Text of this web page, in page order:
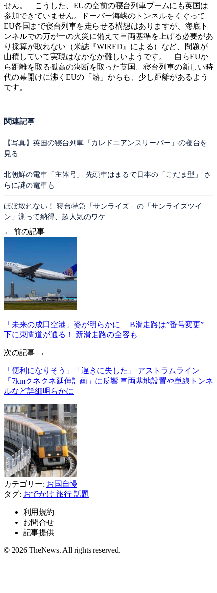
せん。 こうした、EUの空前の寝台列車ブームにも英国は
参加できていません。ドーバー海峡のトンネルをくぐって
EU各国まで寝台列車を走らせる構想はありますが、海底ト
ンネルでの万が一の火災に備えて車両基準を上げる必要があ
り採算が取れない（米誌『WIRED』による）など、問題が
山積していて実現はなかなか難しいようです。 自らEUか
ら距離を取る孤高の決断を取った英国。寝台列車の新しい時
代の幕開けに沸くEUの「熱」からも、少し距離があるよう
です。
関連記事
【写真】英国の寝台列車「カレドニアンスリーパー」の寝台を
見る
北朝鮮の電車「主体号」 先頭車はまるで日本の「こだま型」 さ
らに謎の電車も
ほぼ取れない！ 寝台特急「サンライズ」の「サンライズツイ
ン」測って納得、超人気のワケ
← 前の記事
「未来の成田空港」姿が明らかに！ B滑走路は”番号変更”
下に東関道が通る！ 新滑走路の全容も
次の記事 →
「便利になりそう」「遅きに失した」 アストラムライン
「7kmクネクネ延伸計画」に反響 車両基地設置や単線トンネ
ルなど詳細明らかに
カテゴリー: お国自慢
タグ: おでかけ 旅行 話題
利用規約
お問合せ
記事提供
© 2026 TheNews. All rights reserved.